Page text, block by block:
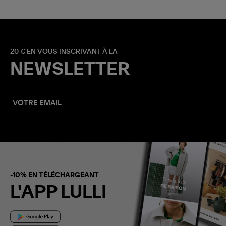
20 € EN VOUS INSCRIVANT À LA
NEWSLETTER
-10% EN TÉLÉCHARGEANT
L'APP LULLI